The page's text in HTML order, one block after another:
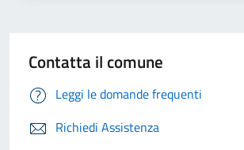
Contatta il comune
Leggi le domande frequenti
Richiedi Assistenza